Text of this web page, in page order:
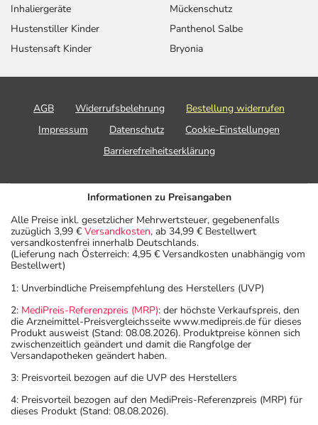
Inhaliergeräte
Hustenstiller Kinder
Hustensaft Kinder
Mückenschutz
Panthenol Salbe
Bryonia
AGB Widerrufsbelehrung
Bestellung widerrufen
Impressum
Datenschutz
Cookie-Einstellungen
Barrierefreiheitserklärung
Informationen zu Preisangaben
Alle Preise inkl. gesetzlicher Mehrwertsteuer, gegebenenfalls
zuzüglich 3,99 € Versandkosten, ab 34,99 € Bestellwert
versandkostenfrei innerhalb Deutschlands.
(Lieferung nach Österreich: 4,95 € Versandkosten unabhängig vom
Bestellwert)
1: Unverbindliche Preisempfehlung des Herstellers (UVP)
2: MediPreis-Referenzpreis (MRP): der höchste Verkaufspreis, den
die Arzneimittel-Preisvergleichsseite www.medipreis.de für dieses
Produkt ausweist (Stand: 08.08.2026). Produktpreise können sich
zwischenzeitlich geändert und damit die Rangfolge der
Versandapotheken geändert haben.
3: Preisvorteil bezogen auf die UVP des Herstellers
4: Preisvorteil bezogen auf den MediPreis-Referenzpreis (MRP) für
dieses Produkt (Stand: 08.08.2026).